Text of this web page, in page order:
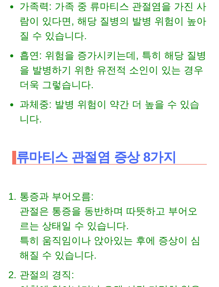
가족력: 가족 중 류마티스 관절염을 가진 사
람이 있다면, 해당 질병의 발병 위험이 높아
질 수 있습니다.
흡연: 위험을 증가시키는데, 특히 해당 질병
을 발병하기 위한 유전적 소인이 있는 경우
더욱 그렇습니다.
과체중: 발병 위험이 약간 더 높을 수 있습
니다.
류마티스 관절염 증상 8가지
통증과 부어오름:
관절은 통증을 동반하며 따뜻하고 부어오
르는 상태일 수 있습니다.
특히 움직임이나 앉아있는 후에 증상이 심
해질 수 있습니다.
관절의 경직: